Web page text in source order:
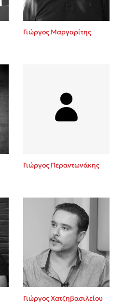
Γιώργος Μαργαρίτης
Γιώργος Περαντωνάκης
Γιώργος Χατζηβασιλείου